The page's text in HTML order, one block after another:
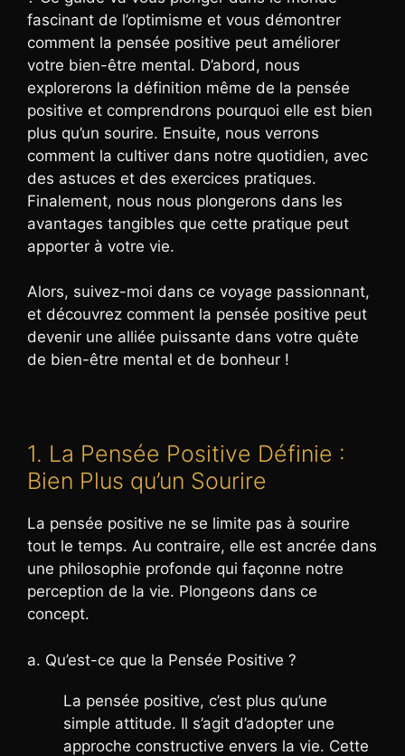
fascinant de l’optimisme et vous démontrer
comment la pensée positive peut améliorer
votre bien-être mental. D’abord, nous
explorerons la définition même de la pensée
positive et comprendrons pourquoi elle est bien
plus qu’un sourire. Ensuite, nous verrons
comment la cultiver dans notre quotidien, avec
des astuces et des exercices pratiques.
Finalement, nous nous plongerons dans les
avantages tangibles que cette pratique peut
apporter à votre vie.
Alors, suivez-moi dans ce voyage passionnant,
et découvrez comment la pensée positive peut
devenir une alliée puissante dans votre quête
de bien-être mental et de bonheur !
1. La Pensée Positive Définie :
Bien Plus qu’un Sourire
La pensée positive ne se limite pas à sourire
tout le temps. Au contraire, elle est ancrée dans
une philosophie profonde qui façonne notre
perception de la vie. Plongeons dans ce
concept.
a. Qu’est-ce que la Pensée Positive ?
La pensée positive, c’est plus qu’une
simple attitude. Il s’agit d’adopter une
approche constructive envers la vie. Cette